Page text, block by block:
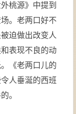
桃源》中提到
。老两口好不
迫做出改变人
表现不良的动
《老两口儿的
人垂涎的西班
。